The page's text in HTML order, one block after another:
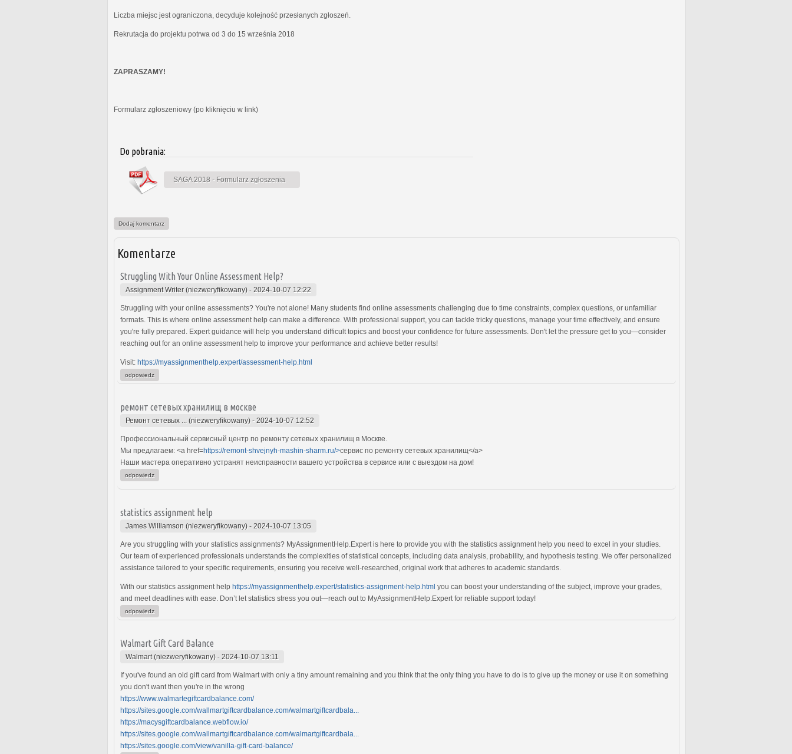
Liczba miejsc jest ograniczona, decyduje kolejność przesłanych zgłoszeń.
Rekrutacja do projektu potrwa od 3 do 15 września 2018
ZAPRASZAMY!
Formularz zgłoszeniowy (po kliknięciu w link)
Do pobrania:
SAGA 2018 - Formularz zgłoszenia
Dodaj komentarz
Komentarze
Struggling With Your Online Assessment Help?
Assignment Writer (niezweryfikowany) - 2024-10-07 12:22
Struggling with your online assessments? You're not alone! Many students find online assessments challenging due to time constraints, complex questions, or unfamiliar
formats. This is where online assessment help can make a difference. With professional support, you can tackle tricky questions, manage your time effectively, and ensure
you're fully prepared. Expert guidance will help you understand difficult topics and boost your confidence for future assessments. Don't let the pressure get to you—consider
reaching out for an online assessment help to improve your performance and achieve better results!
Visit: https://myassignmenthelp.expert/assessment-help.html
odpowiedz
ремонт сетевых хранилищ в москве
Ремонт сетевых ... (niezweryfikowany) - 2024-10-07 12:52
Профессиональный сервисный центр по ремонту сетевых хранилищ в Москве.
Мы предлагаем: <a href=https://remont-shvejnyh-mashin-sharm.ru/>сервис по ремонту сетевых хранилищ</a>
Наши мастера оперативно устранят неисправности вашего устройства в сервисе или с выездом на дом!
odpowiedz
statistics assignment help
James Williamson (niezweryfikowany) - 2024-10-07 13:05
Are you struggling with your statistics assignments? MyAssignmentHelp.Expert is here to provide you with the statistics assignment help you need to excel in your studies.
Our team of experienced professionals understands the complexities of statistical concepts, including data analysis, probability, and hypothesis testing. We offer personalized
assistance tailored to your specific requirements, ensuring you receive well-researched, original work that adheres to academic standards.
With our statistics assignment help https://myassignmenthelp.expert/statistics-assignment-help.html you can boost your understanding of the subject, improve your grades,
and meet deadlines with ease. Don’t let statistics stress you out—reach out to MyAssignmentHelp.Expert for reliable support today!
odpowiedz
Walmart Gift Card Balance
Walmart (niezweryfikowany) - 2024-10-07 13:11
If you've found an old gift card from Walmart with only a tiny amount remaining and you think that the only thing you have to do is to give up the money or use it on something
you don't want then you're in the wrong
https://www.walmartegiftcardbalance.com/
https://sites.google.com/wallmartgiftcardbalance.com/walmartgiftcardbala...
https://macysgiftcardbalance.webflow.io/
https://sites.google.com/wallmartgiftcardbalance.com/walmartgiftcardbala...
https://sites.google.com/view/vanilla-gift-card-balance/